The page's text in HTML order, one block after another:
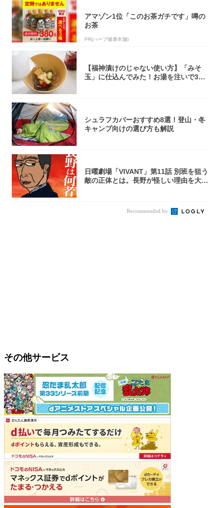
アマゾン1位「このお茶ガチです」噂の
お茶
PR(ハーブ健康本舗)
【福神漬けのじゃない使い方】「みそ
玉」に仕込んでみた！お湯を注いで30
シュラフカバーおすすめ8選！登山・冬
キャンプ向けの選び方も解説
日曜劇場「VIVANT」第11話 別班を狙う
敵の正体とは。長野が怪しい理由を大
Recommended by
その他サービス